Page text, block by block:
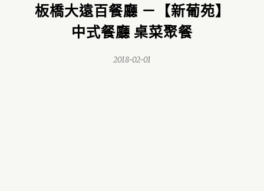
板橋大遠百餐廳 －【新葡苑】
中式餐廳 桌菜聚餐
2018-02-01